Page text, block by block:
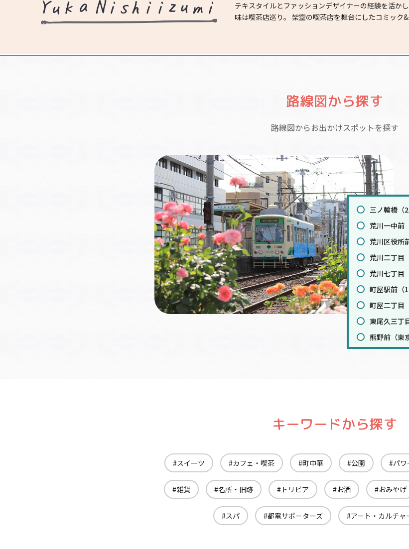
テキスタイルとファッションデザイナーの経験を活か
味は喫茶店巡り。 架空の喫茶店を舞台にしたコミック
路線図から探す
路線図からお出かけスポットを探す
三ノ輪橋（
荒川一中前
荒川区役所
荒川二丁目
荒川七丁目
町屋駅前（
町屋二丁目
東尾久三丁
熊野前（東
梶原（3）
栄町（1）
飛鳥山（7）
滝野川一丁
西ヶ原四丁
新庚申塚（4
庚申塚（14
キーワードから探す
スイーツ カフェ・喫茶 町中華 公園 パワ
雑貨 名所・旧跡 トリビア お酒 おみやげ
スパ 都電サポーターズ アート・カルチャ